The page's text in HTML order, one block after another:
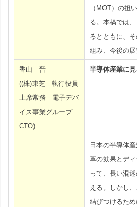
（MOT）の担
る。本稿では
るとともに、
組み、今後の展
香山 晋
((株)東芝 執行役員
上席常務 電子デバ
イス事業グループ
CTO)
半導体産業に
日本の半導体
革の効果とデ
って、長い混
える。しかし
結びつけるた